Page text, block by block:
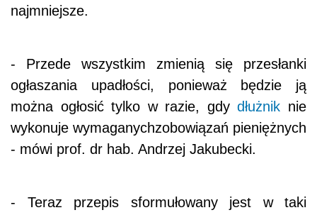
najmniejsze.
- Przede wszystkim zmienią się przesłanki
ogłaszania upadłości, ponieważ będzie ją
można ogłosić tylko w razie, gdydłużnik nie
wykonuje wymaganychzobowiązań pieniężnych
- mówi prof. dr hab. Andrzej Jakubecki.
- Teraz przepis sformułowany jest w taki